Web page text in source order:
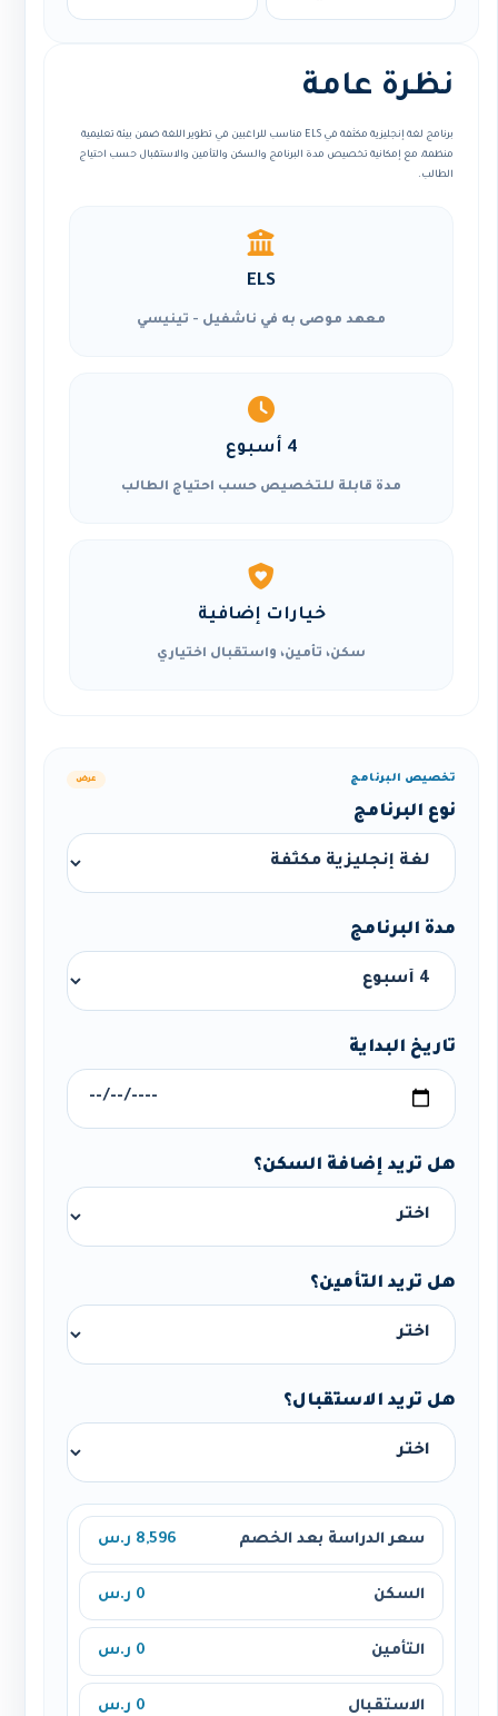
نظرة عامة
برنامج لغة إنجليزية مكثفة في ELS مناسب للراغبين في تطوير اللغة ضمن بيئة تعليمية
منظمة، مع إمكانية تخصيص مدة البرنامج والسكن والتأمين والاستقبال حسب احتياج
الطالب.
ELS
معهد موصى به في ناشفيل - تينيسي
4 أسبوع
مدة قابلة للتخصيص حسب احتياج الطالب
خيارات إضافية
سكن، تأمين، واستقبال اختياري
تخصيص البرنامج عرض
نوع البرنامج
مدة البرنامج
تاريخ البداية
هل تريد إضافة السكن؟
هل تريد التأمين؟
هل تريد الاستقبال؟
سعر الدراسة بعد الخصم 8,596 ر.س
السكن 0 ر.س
التأمين 0 ر.س
الاستقبال 0 ر.س